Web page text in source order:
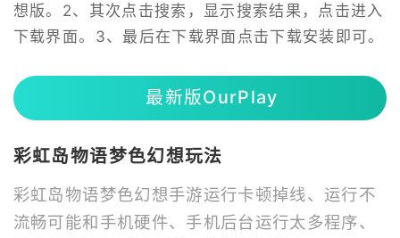
想版。2、其次点击搜索，显示搜索结果，点击进入
下载界面。3、最后在下载界面点击下载安装即可。
最新版OurPlay
彩虹岛物语梦色幻想玩法
彩虹岛物语梦色幻想手游运行卡顿掉线、运行不
流畅可能和手机硬件、手机后台运行太多程序、